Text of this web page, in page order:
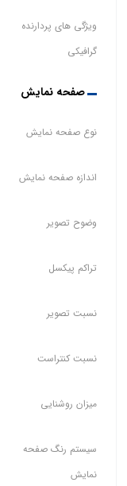
ویژگی های پردارنده
گرافیکی
صفحه نمایش
نوع صفحه نمایش
اندازه صفحه نمایش
وضوح تصویر
تراکم پیکسل
نسبت تصویر
نسبت کنتراست
میزان روشنایی
سیستم رنگ صفحه
نمایش